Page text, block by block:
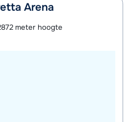
Arena
meter hoogte